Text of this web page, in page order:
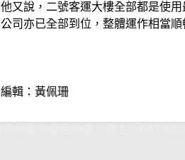
他又說，二號客運大樓全部都是使
公司亦已全部到位，整體運作相當順
編輯：黃佩珊